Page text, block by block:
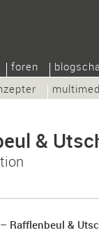
foren
&
– Rafflenbeul &